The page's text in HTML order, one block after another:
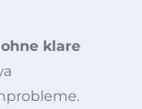
klare